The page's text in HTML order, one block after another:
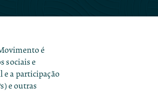
é
sociais e
e a participação
e outras